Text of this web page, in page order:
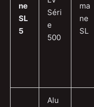
ne
SL
5
Séri
e
500
ma
ne
SL
Alu